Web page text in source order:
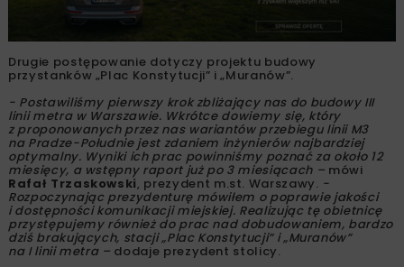
Drugie postępowanie dotyczy projektu budowy
przystanków „Plac Konstytucji” i „Muranów”.
- Postawiliśmy pierwszy krok zbliżający nas do budowy III
linii metra w Warszawie. Wkrótce dowiemy się, który
z proponowanych przez nas wariantów przebiegu linii M3
na Pradze-Południe jest zdaniem inżynierów najbardziej
optymalny. Wyniki ich prac powinniśmy poznać za około 12
miesięcy, a wstępny raport już po 3 miesiącach – mówi
Rafał Trzaskowski, prezydent m.st. Warszawy. -
Rozpoczynając prezydenturę mówiłem o poprawie jakości
i dostępności komunikacji miejskiej. Realizując tę obietnicę
przystępujemy również do prac nad dobudowaniem, bardzo
dziś brakujących, stacji „Plac Konstytucji” i „Muranów”
na I linii metra – dodaje prezydent stolicy.